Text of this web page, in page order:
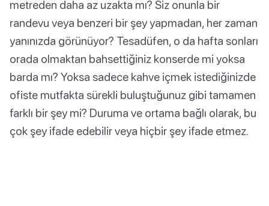
metreden daha az uzakta mı? Siz onunla bir
randevu veya benzeri bir şey yapmadan, her zaman
yanınızda görünüyor? Tesadüfen, o da hafta sonları
orada olmaktan bahsettiğiniz konserde mi yoksa
barda mı? Yoksa sadece kahve içmek istediğinizde
ofiste mutfakta sürekli buluştuğunuz gibi tamamen
farklı bir şey mi? Duruma ve ortama bağlı olarak, bu
çok şey ifade edebilir veya hiçbir şey ifade etmez.